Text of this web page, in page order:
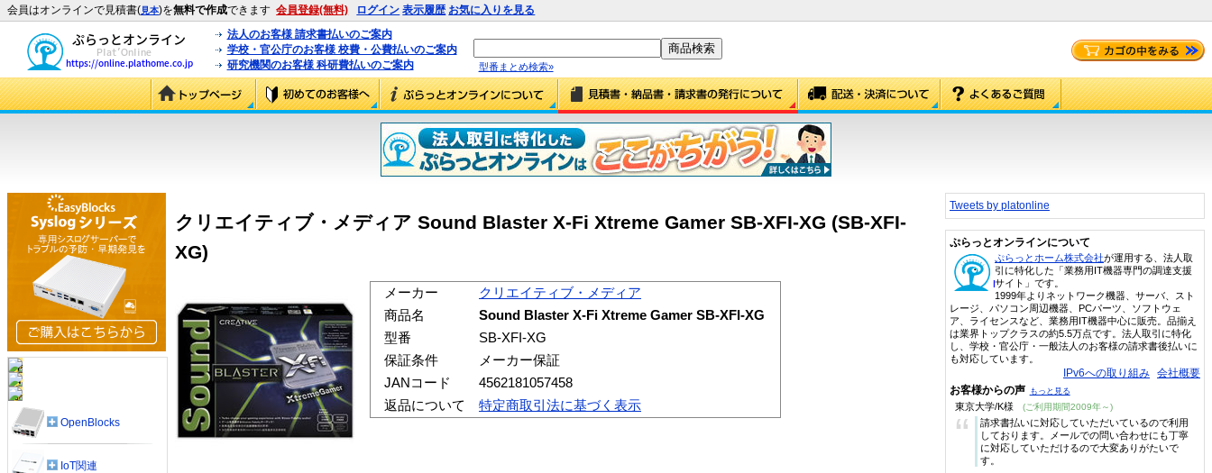
会員はオンラインで見積書(見本)を無料で作成できます 会員登録(無料) ログイン 表示履歴 お気に入りを見る
法人のお客様 請求書払いのご案内
学校・官公庁のお客様 校費・公費払いのご案内
研究機関のお客様 科研費払いのご案内
型番まとめ検索»
クリエイティブ・メディア Sound Blaster X-Fi Xtreme Gamer SB-XFI-XG (SB-XFI-
XG)
メーカー
クリエイティブ・メディア
商品名
Sound Blaster X-Fi Xtreme Gamer SB-XFI-XG
型番
SB-XFI-XG
保証条件
メーカー保証
JANコード
4562181057458
返品について
特定商取引法に基づく表示
OpenBlocks
IoT関連
Tweets by platonline
ぷらっとオンラインについて
ぷらっとホーム株式会社が運用する、法人取
引に特化した「業務用IT機器専門の調達支援
サイト」です。
1999年よりネットワーク機器、サーバ、スト
レージ、パソコン周辺機器、PCパーツ、ソフトウェ
ア、ライセンスなど、業務用IT機器中心に販売。品揃え
は業界トップクラスの約5.5万点です。法人取引に特化
し、学校・官公庁・一般法人のお客様の請求書後払いに
も対応しています。
IPv6への取り組み 会社概要
お客様からの声 もっと見る
東京大学/K様 (ご利用期間2009年～)
“
請求書払いに対応していただいているので利用
しております。メールでの問い合わせにも丁寧
に対応していただけるので大変ありがたいで
す。